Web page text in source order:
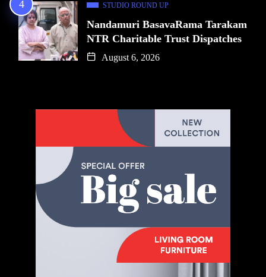
STUDIO ROUND UP
Nandamuri BasavaRama Tarakam
NTR Charitable Trust Dispatches
August 6, 2026